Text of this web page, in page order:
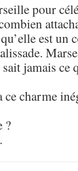
pour
est un
jamais ce
charme
?